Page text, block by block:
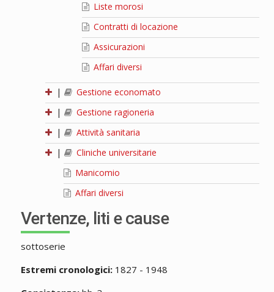
Liste morosi
Contratti di locazione
Assicurazioni
Affari diversi
|
Gestione economato
|
Gestione ragioneria
|
Attività sanitaria
|
Cliniche universitarie
Manicomio
Affari diversi
Vertenze, liti e cause
sottoserie
Estremi cronologici:1827 - 1948